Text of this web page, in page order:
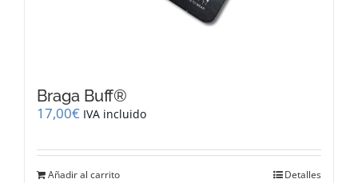
Braga Buff®
17,00€ IVA incluido
Añadir al carrito Detalles